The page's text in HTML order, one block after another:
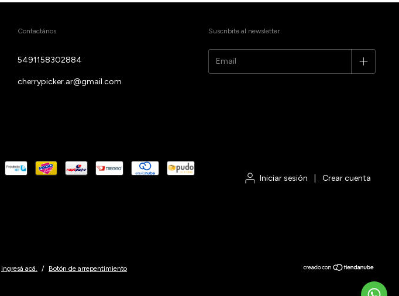
Contactános
5491158302884
cherrypicker.ar@gmail.com
Suscribite al newsletter
Iniciar sesión Crear cuenta
ingresá acá. / Botón de arrepentimiento